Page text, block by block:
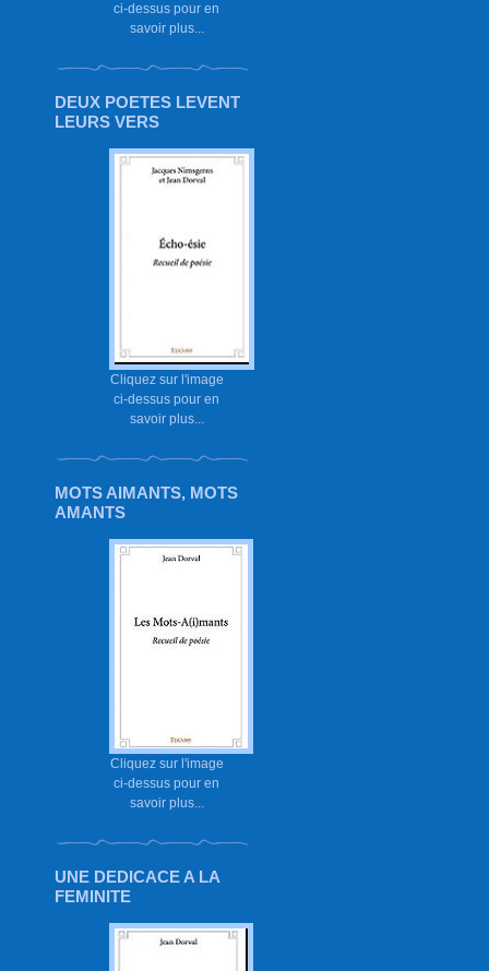
ci-dessus pour en
savoir plus...
DEUX POETES LEVENT
LEURS VERS
Cliquez sur l'image
ci-dessus pour en
savoir plus...
MOTS AIMANTS, MOTS
AMANTS
Cliquez sur l'image
ci-dessus pour en
savoir plus...
UNE DEDICACE A LA
FEMINITE